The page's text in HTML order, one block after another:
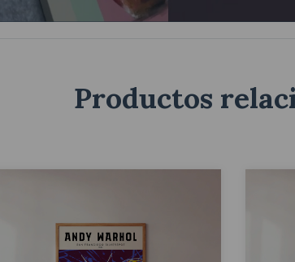
Productos